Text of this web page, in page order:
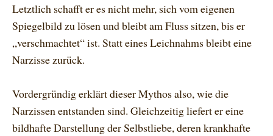
Letztlich schafft er es nicht mehr, sich vom eigenen
Spiegelbild zu lösen und bleibt am Fluss sitzen, bis er
„verschmachtet“ ist. Statt eines Leichnahms bleibt eine
Narzisse zurück.
Vordergründig erklärt dieser Mythos also, wie die
Narzissen entstanden sind. Gleichzeitig liefert er eine
bildhafte Darstellung der Selbstliebe, deren krankhafte